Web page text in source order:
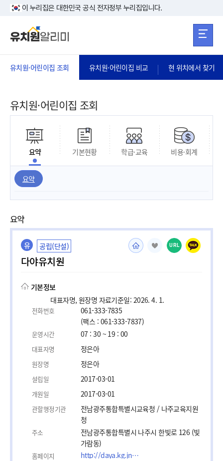
본문 바로가기
이 누리집은 대한민국 공식 전자정부 누리집입니다.
유치원·어린이집 조회 유치원·어린이집 비교 현 위치에서 찾기
유치원·어린이집 조회
요약 기본현황 학급·교육 비용·회계
요약
요약
유 공립(단설)
다야유치원
URL
기본정보
대표자명, 원장명 자료기준일: 2026. 4. 1.
전화번호
061-333-7835
(팩스 : 061-333-7837)
운영시간 07 : 30 ~ 19 : 00
대표자명 정은아
원장명 정은아
설립일 2017-03-01
개원일 2017-03-01
관할행정기관
전남광주통합특별시교육청 / 나주교육지원
청
주소
전남광주통합특별시 나주시 한빛로 126 (빛
가람동)
홈페이지 http://daya.kg.jne.kr